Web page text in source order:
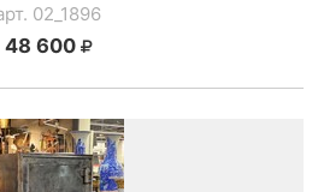
02_1896
48 600